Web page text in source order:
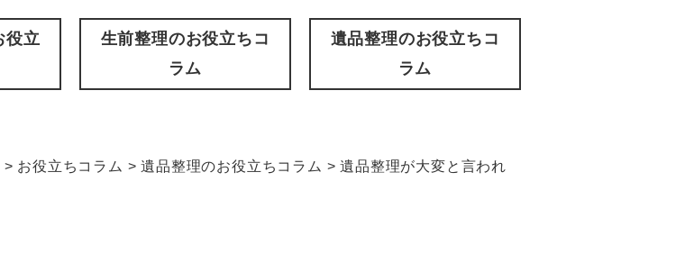
役立
生前整理のお役立ちコ
ラム
遺品整理のお役立ちコ
ラム
> お役立ちコラム >遺品整理のお役立ちコラム >遺品整理が大変と言われ